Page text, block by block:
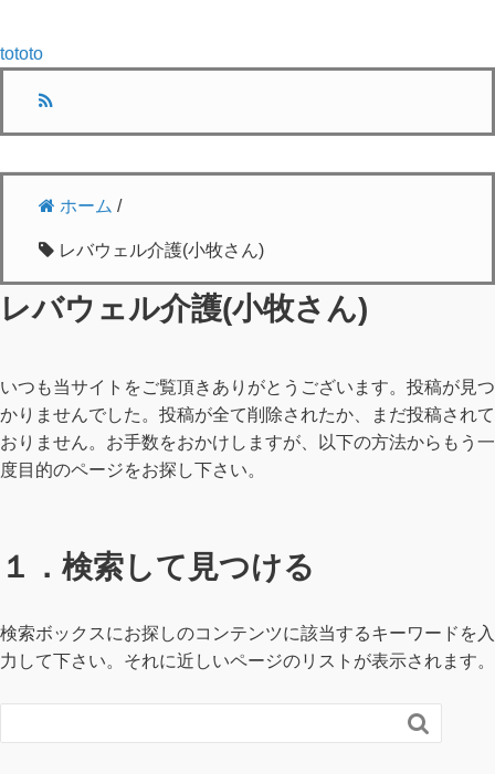
tototo
ホーム /
レバウェル介護(小牧さん)
レバウェル介護(小牧さん)
いつも当サイトをご覧頂きありがとうございます。投稿が見つ
かりませんでした。投稿が全て削除されたか、まだ投稿されて
おりません。お手数をおかけしますが、以下の方法からもう一
度目的のページをお探し下さい。
１．検索して見つける
検索ボックスにお探しのコンテンツに該当するキーワードを入
力して下さい。それに近しいページのリストが表示されます。
